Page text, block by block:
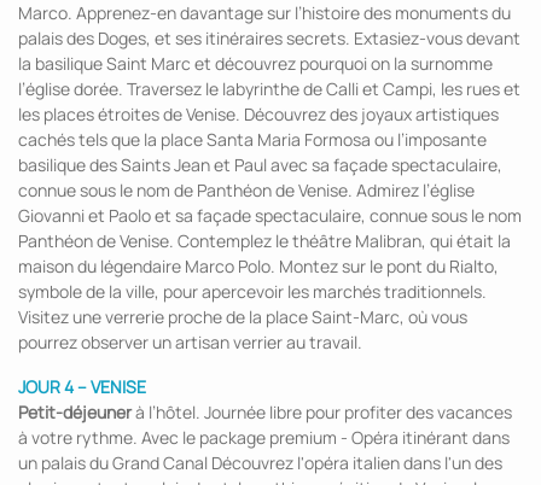
Marco. Apprenez-en davantage sur l’histoire des monuments du
palais des Doges, et ses itinéraires secrets. Extasiez-vous devant
la basilique Saint Marc et découvrez pourquoi on la surnomme
l’église dorée. Traversez le labyrinthe de Calli et Campi, les rues et
les places étroites de Venise. Découvrez des joyaux artistiques
cachés tels que la place Santa Maria Formosa ou l’imposante
basilique des Saints Jean et Paul avec sa façade spectaculaire,
connue sous le nom de Panthéon de Venise. Admirez l’église
Giovanni et Paolo et sa façade spectaculaire, connue sous le nom
Panthéon de Venise. Contemplez le théâtre Malibran, qui était la
maison du légendaire Marco Polo. Montez sur le pont du Rialto,
symbole de la ville, pour apercevoir les marchés traditionnels.
Visitez une verrerie proche de la place Saint-Marc, où vous
pourrez observer un artisan verrier au travail.
JOUR 4 – VENISE
Petit-déjeunerà l’hôtel. Journée libre pour profiter des vacances
à votre rythme. Avec le package premium - Opéra itinérant dans
un palais du Grand Canal Découvrez l'opéra italien dans l'un des